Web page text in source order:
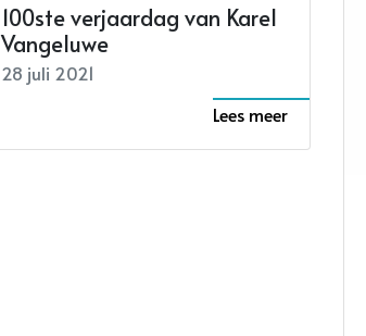
100ste verjaardag van Karel
Vangeluwe
28 juli 2021
Lees meer